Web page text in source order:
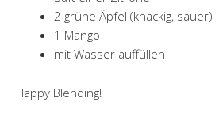
2 grüne Äpfel (knackig, sauer)
1 Mango
mit Wasser auffüllen
Happy Blending!